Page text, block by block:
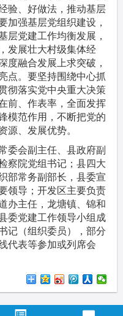
验、好做法，推动基层
加强基层党组织建设，
层党建工作均衡发展，
发展壮大村级集体经
度融合发展上求突破，
点。要坚持围绕中心抓
彻落实党中央重大决策
前、作表率，全面发挥
模范作用，不断把党的
、发展优势。
会副主任、县政府副
察院党组书记；县四大
部常务副部长，县委宣
领导；开发区主要负责
办主任，龙塘镇、锦和
委党建工作领导小组成
记（组织委员），部分
代表等参加或列席会